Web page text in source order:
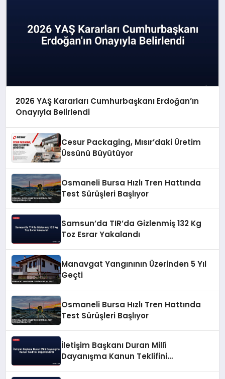
2026 YAŞ Kararları Cumhurbaşkanı Erdoğan’ın
Onayıyla Belirlendi
Cesur Packaging, Mısır’daki Üretim
Üssünü Büyütüyor
Osmaneli Bursa Hızlı Tren Hattında
Test Sürüşleri Başlıyor
Samsun’da TIR’da Gizlenmiş 132 Kg
Toz Esrar Yakalandı
Manavgat Yangınının Üzerinden 5 Yıl
Geçti
Osmaneli Bursa Hızlı Tren Hattında
Test Sürüşleri Başlıyor
İletişim Başkanı Duran Millî
Dayanışma Kanun Teklifini